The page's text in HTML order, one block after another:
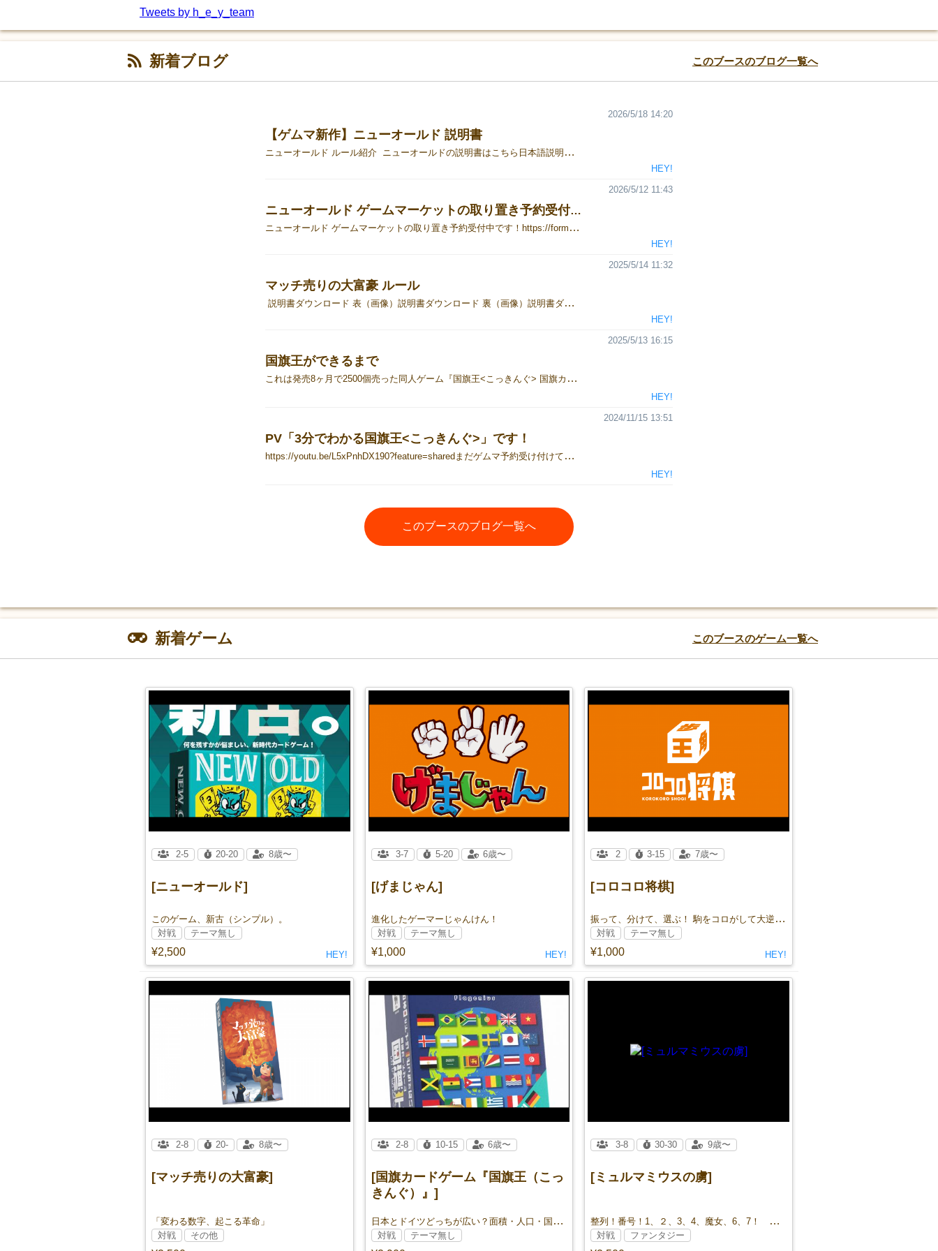
Tweets by h_e_y_team
新着ブログ このブースのブログ一覧へ
【ゲムマ新作】ニューオールド 説明書
ニューオールド ルール紹介 ニューオールドの説明書はこちら日本語説明書英語説明書 ニューオールド ゲームマーケットの取り置き予約受付中です！https://forms.gle/aySX55hCVUqxu7CM9感想まとめhttps://posfie.com/@h_e_y_team/p/2U08BRBニューオールドの商品ページHEYI! 公式HEY! X
2026/5/18 14:20
HEY!
ニューオールド ゲームマーケットの取り置き予約受付中！
ニューオールド ゲームマーケットの取り置き予約受付中です！https://forms.gle/aySX55hCVUqxu7CM9ニューオールドの商品ページHEYI! 公式HEY! X
2026/5/12 11:43
HEY!
マッチ売りの大富豪 ルール
説明書ダウンロード 表（画像）説明書ダウンロード 裏（画像）説明書ダウンロード（PDF）第1弾拡張 説明書&ヒント集（PDF）Rulebook(English)(PDF) HEY! 公式サイトマッチ売りの大富豪 詳細X アカウント
2025/5/14 11:32
HEY!
国旗王ができるまで
これは発売8ヶ月で2500個売った同人ゲーム『国旗王<こっきんぐ> 国旗カードゲーム 🇯🇵日本とドイツ🇩🇪どっちが
2025/5/13 16:15
HEY!
PV「3分でわかる国旗王<こっきんぐ>」です！
https://youtu.be/L5xPnhDX190?feature=sharedまだゲムマ予約受け付けております‼️【発売8ヶ月で2500個販売】の大人気国旗カードゲーム❗️アピールポイント・小学生もお婆ちゃんもゲーマーも楽しめるパーティーゲーム❗️(👆普段ゲームやらない作者の母73歳で実証済！)・遊ぶうちに自然と世界じゅうの国や国旗を学べる・1プレイ10〜15分の軽量級・A4一枚のシンプルルールで、ルール説明も楽チン・オールユニーク国旗カード200枚で【2992円】は超お得・さらに世界地図🗺️と国一覧(200カ国)も付属‼️・華やかな国旗カードが写真映えする
2024/11/15 13:51
HEY!
このブースのブログ一覧へ
新着ゲーム このブースのゲーム一覧へ
[ニューオールド]
このゲーム、新古（シンプル）。
¥2,500
2-5 20-20 8歳〜
対戦 テーマ無し
HEY!
[げまじゃん]
進化したゲーマーじゃんけん！
¥1,000
3-7 5-20 6歳〜
対戦 テーマ無し
HEY!
[コロコロ将棋]
振って、分けて、選ぶ！ 駒をコロがして大逆転！
¥1,000
2 3-15 7歳〜
対戦 テーマ無し
HEY!
[マッチ売りの大富豪]
「変わる数字、起こる革命」
2-8 20- 8歳〜
対戦 その他
[国旗カードゲーム『国旗王（こっ
きんぐ）』]
日本とドイツどっちが広い？面積・人口・国名の長さ・南北で勝負！ 楽しく覚える国旗カードゲーム
2-8 10-15 6歳〜
対戦 テーマ無し
[ミュルマミウスの虜]
整列！番号！1、２、3、4、魔女、6、7！ 「論理パズル」✕「議論しない正体隠匿」
3-8 30-30 9歳〜
対戦 ファンタジー